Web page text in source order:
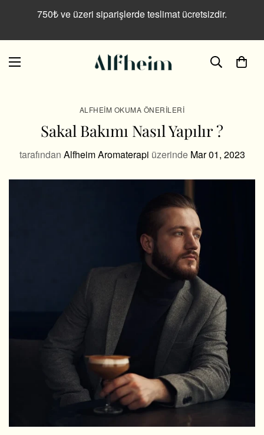
750₺ ve üzeri siparişlerde teslimat ücretsizdir.
ALFHEIM OKUMA ÖNERILERI
Sakal Bakımı Nasıl Yapılır ?
tarafından Alfheim Aromaterapi üzerinde Mar 01, 2023